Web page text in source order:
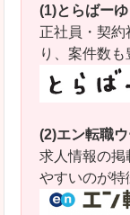
(1)とらばーゆ
正社員・契
り、案件数も
(2)エン転職
求人情報の掲
やすいのが特